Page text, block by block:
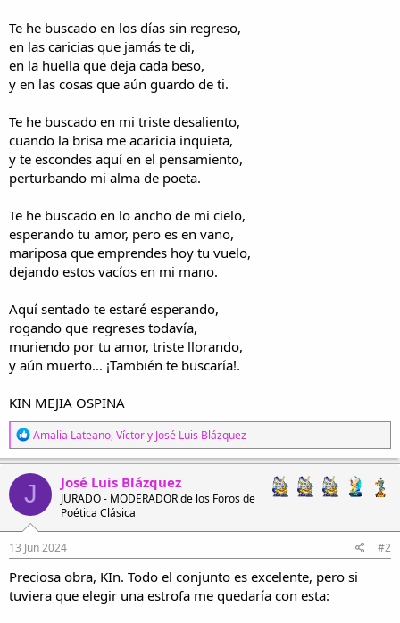
Te he buscado en los días sin regreso,
en las caricias que jamás te di,
en la huella que deja cada beso,
y en las cosas que aún guardo de ti.
Te he buscado en mi triste desaliento,
cuando la brisa me acaricia inquieta,
y te escondes aquí en el pensamiento,
perturbando mi alma de poeta.
Te he buscado en lo ancho de mi cielo,
esperando tu amor, pero es en vano,
mariposa que emprendes hoy tu vuelo,
dejando estos vacíos en mi mano.
Aquí sentado te estaré esperando,
rogando que regreses todavía,
muriendo por tu amor, triste llorando,
y aún muerto… ¡También te buscaría!.
KIN MEJIA OSPINA
R
e
a
c
c
i
o
n
e
s
:
Amalia Lateano,Víctory José Luis Blázquez
J José Luis Blázquez
JURADO - MODERADOR de los Foros de
Poética Clásica
13 Jun 2024 #2
Preciosa obra, KIn. Todo el conjunto es excelente, pero si
tuviera que elegir una estrofa me quedaría con esta: